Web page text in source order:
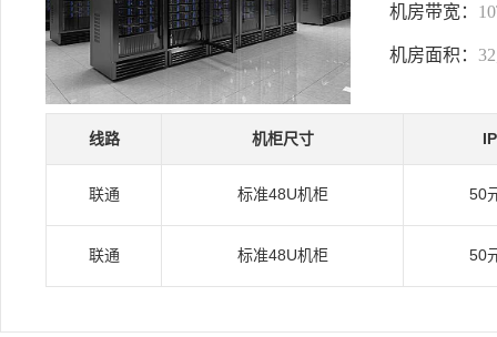
机房带宽：
机房面积：
线路 机柜尺寸
联通 标准48U机柜 50
联通 标准48U机柜 50